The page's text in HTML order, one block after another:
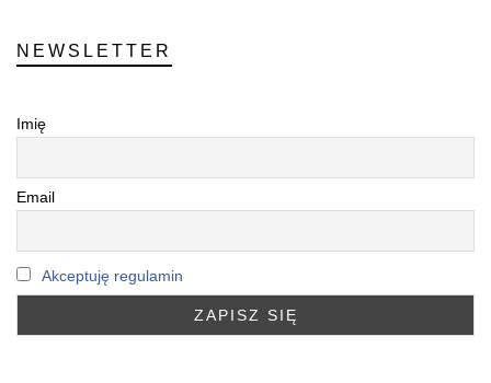
NEWSLETTER
Imię
Email
Akceptuję regulamin